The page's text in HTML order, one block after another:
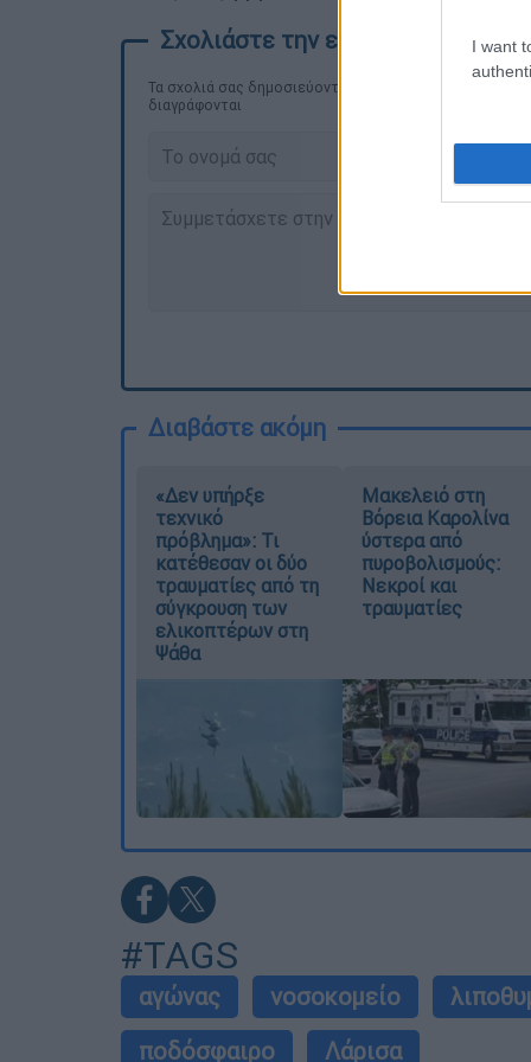
I want
Τα σχολιά σας δημοσιεύονται άμεσα με δική σας
διαγράφονται
Διαβάστε ακόμη
«Δεν υπήρξε
τεχνικό
πρόβλημα»: Τι
κατέθεσαν οι δύο
τραυματίες από τη
σύγκρουση των
ελικοπτέρων στη
Ψάθα
Μακελειό στη
Βόρεια Καρολίνα
ύστερα από
πυροβολισμούς:
Νεκροί και
τραυματίες
#TAGS
αγώνας νοσοκομείο
ποδόσφαιρο
Λάρισα